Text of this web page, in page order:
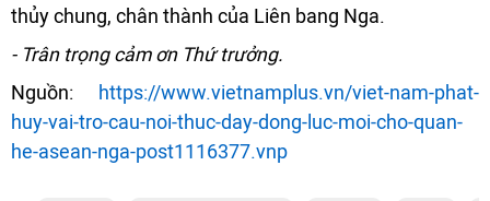
thủy chung, chân thành của Liên bang Nga.
- Trân trọng cảm ơn Thứ trưởng.
Nguồn: https://www.vietnamplus.vn/viet-nam-phat-
huy-vai-tro-cau-noi-thuc-day-dong-luc-moi-cho-quan-
he-asean-nga-post1116377.vnp